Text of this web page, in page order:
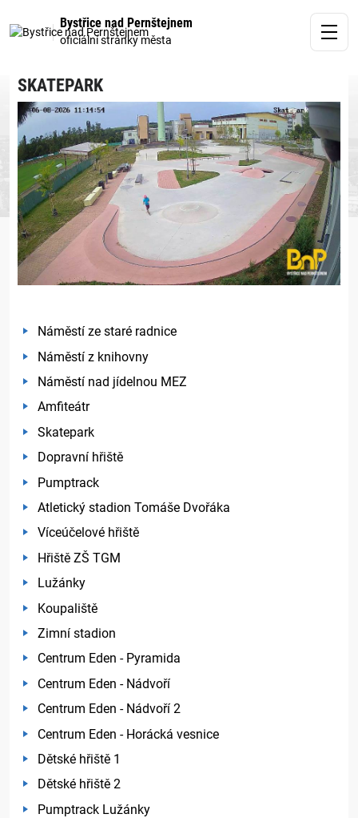
Bystřice nad Pernštejnem
oficiální stránky města
SKATEPARK
Náměstí ze staré radnice
Náměstí z knihovny
Náměstí nad jídelnou MEZ
Amfiteátr
Skatepark
Dopravní hřiště
Pumptrack
Atletický stadion Tomáše Dvořáka
Víceúčelové hřiště
Hřiště ZŠ TGM
Lužánky
Koupaliště
Zimní stadion
Centrum Eden - Pyramida
Centrum Eden - Nádvoří
Centrum Eden - Nádvoří 2
Centrum Eden - Horácká vesnice
Dětské hřiště 1
Dětské hřiště 2
Pumptrack Lužánky